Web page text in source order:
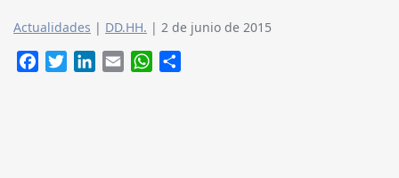
Actualidades | DD.HH. | 2 de junio de 2015
FacebookTwitterLinkedIn
Email WhatsApp